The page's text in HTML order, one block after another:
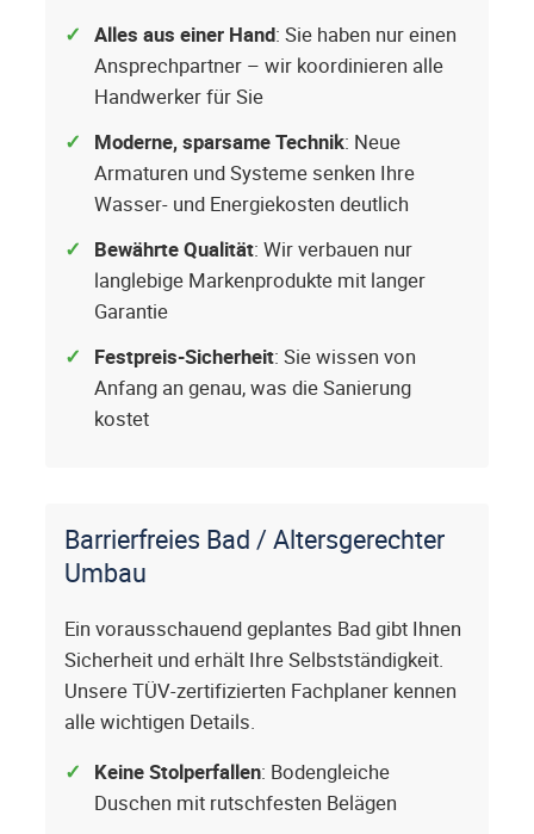
Alles aus einer Hand: Sie haben nur einen
Ansprechpartner – wir koordinieren alle
Handwerker für Sie
Moderne, sparsame Technik: Neue
Armaturen und Systeme senken Ihre
Wasser- und Energiekosten deutlich
Bewährte Qualität: Wir verbauen nur
langlebige Markenprodukte mit langer
Garantie
Festpreis-Sicherheit: Sie wissen von
Anfang an genau, was die Sanierung
kostet
Barrierfreies Bad / Altersgerechter
Umbau
Ein vorausschauend geplantes Bad gibt Ihnen
Sicherheit und erhält Ihre Selbstständigkeit.
Unsere TÜV-zertifizierten Fachplaner kennen
alle wichtigen Details.
Keine Stolperfallen: Bodengleiche
Duschen mit rutschfesten Belägen